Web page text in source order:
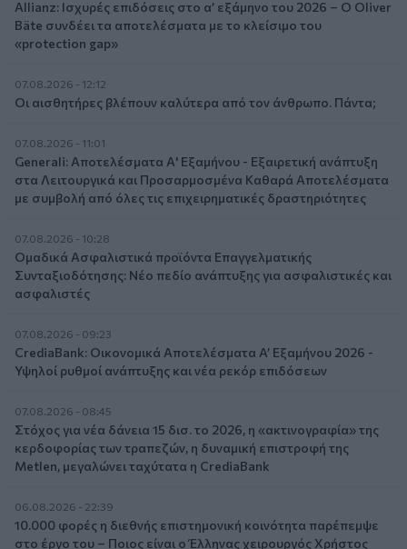
Allianz: Ισχυρές επιδόσεις στο α’ εξάμηνο του 2026 – Ο Oliver
Bäte συνδέει τα αποτελέσματα με το κλείσιμο του
«protection gap»
07.08.2026 - 12:12
Οι αισθητήρες βλέπουν καλύτερα από τον άνθρωπο. Πάντα;
07.08.2026 - 11:01
Generali: Αποτελέσματα Α' Εξαμήνου - Εξαιρετική ανάπτυξη
στα Λειτουργικά και Προσαρμοσμένα Καθαρά Αποτελέσματα
με συμβολή από όλες τις επιχειρηματικές δραστηριότητες
07.08.2026 - 10:28
Ομαδικά Ασφαλιστικά προϊόντα Επαγγελματικής
Συνταξιοδότησης: Νέο πεδίο ανάπτυξης για ασφαλιστικές και
ασφαλιστές
07.08.2026 - 09:23
CrediaBank: Οικονομικά Αποτελέσματα A’ Εξαμήνου 2026 -
Υψηλοί ρυθμοί ανάπτυξης και νέα ρεκόρ επιδόσεων
07.08.2026 - 08:45
Στόχος για νέα δάνεια 15 δισ. το 2026, η «ακτινογραφία» της
κερδοφορίας των τραπεζών, η δυναμική επιστροφή της
Metlen, μεγαλώνει ταχύτατα η CrediaBank
06.08.2026 - 22:39
10.000 φορές η διεθνής επιστημονική κοινότητα παρέπεμψε
στο έργο του – Ποιος είναι ο Έλληνας χειρουργός Χρήστος